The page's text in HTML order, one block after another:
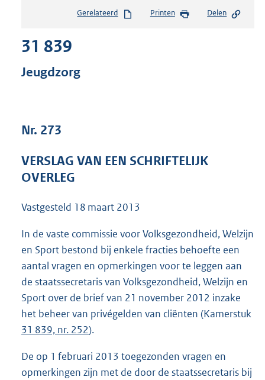
s
e
b
Gerelateerd Printen Delen
31 839
Jeugdzorg
Nr. 273
VERSLAG VAN EEN SCHRIFTELIJK
OVERLEG
Vastgesteld 18 maart 2013
In de vaste commissie voor Volksgezondheid, Welzijn
en Sport bestond bij enkele fracties behoefte een
aantal vragen en opmerkingen voor te leggen aan
de staatssecretaris van Volksgezondheid, Welzijn en
Sport over de brief van 21 november 2012 inzake
het beheer van privégelden van cliënten (Kamerstuk
31 839, nr. 252).
De op 1 februari 2013 toegezonden vragen en
opmerkingen zijn met de door de staatssecretaris bij